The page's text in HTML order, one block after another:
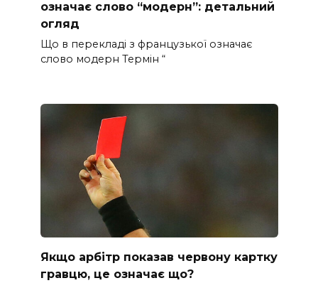
означає слово “модерн”: детальний
огляд
Що в перекладі з французької означає
слово модерн Термін “
Якщо арбітр показав червону картку
гравцю, це означає що?